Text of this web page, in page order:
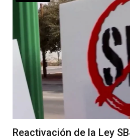
Reactivación de la Ley